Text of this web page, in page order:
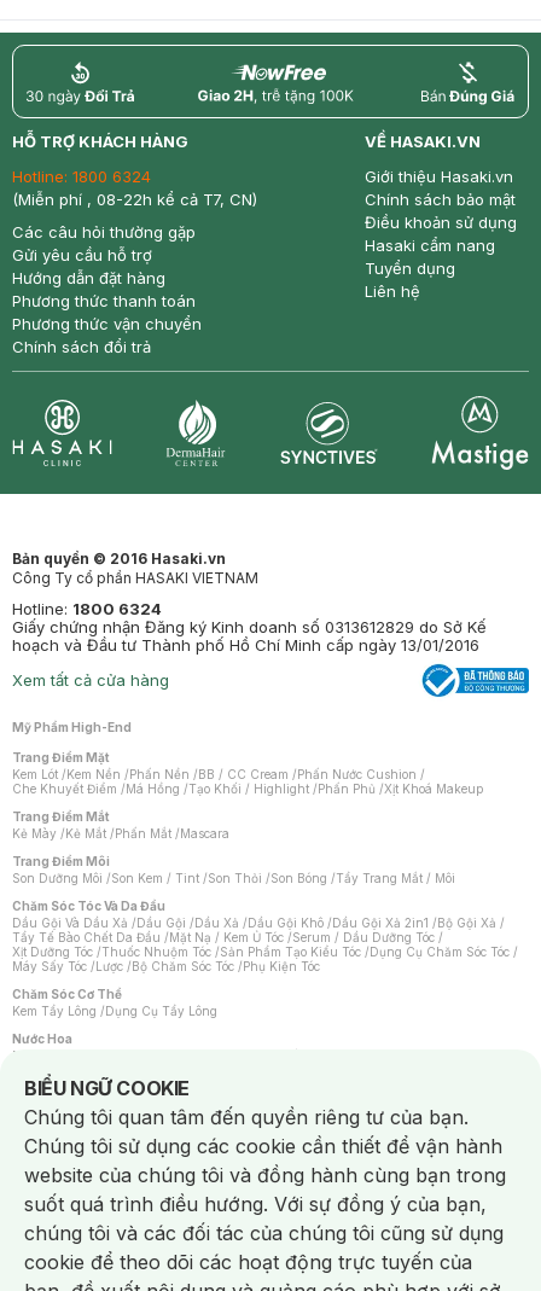
return nowfree price
HỖ TRỢ KHÁCH HÀNG
Hotline: 1800 6324
(Miễn phí , 08-22h kể cả T7, CN)
Các câu hỏi thường gặp
Gửi yêu cầu hỗ trợ
Hướng dẫn đặt hàng
Phương thức thanh toán
Phương thức vận chuyển
Chính sách đổi trả
VỀ HASAKI.VN
Giới thiệu Hasaki.vn
Chính sách bảo mật
Điều khoản sử dụng
Hasaki cẩm nang
Tuyển dụng
Liên hệ
Bản quyền © 2016 Hasaki.vn
Công Ty cổ phần HASAKI VIETNAM
Hotline: 1800 6324
Giấy chứng nhận Đăng ký Kinh doanh số 0313612829 do Sở Kế
hoạch và Đầu tư Thành phố Hồ Chí Minh cấp ngày 13/01/2016
Xem tất cả cửa hàng
Mỹ Phẩm High-End
Trang Điểm Mặt
Kem Lót /Kem Nền /Phấn Nền /BB / CC Cream /Phấn Nước Cushion /
Che Khuyết Điểm /Má Hồng /Tạo Khối / Highlight /Phấn Phủ /Xịt Khoá Makeup
Trang Điểm Mắt
Kẻ Mày /Kẻ Mắt /Phấn Mắt /Mascara
Trang Điểm Môi
Son Dưỡng Môi /Son Kem / Tint /Son Thỏi /Son Bóng /Tẩy Trang Mắt / Môi
Chăm Sóc Tóc Và Da Đầu
Dầu Gội Và Dầu Xả /Dầu Gội /Dầu Xả /Dầu Gội Khô /Dầu Gội Xả 2in1 /Bộ Gội Xả /
Tẩy Tế Bào Chết Da Đầu /Mặt Nạ / Kem Ủ Tóc /Serum / Dầu Dưỡng Tóc /
Xịt Dưỡng Tóc /Thuốc Nhuộm Tóc /Sản Phẩm Tạo Kiểu Tóc /Dụng Cụ Chăm Sóc Tóc /
Máy Sấy Tóc /Lược /Bộ Chăm Sóc Tóc /Phụ Kiện Tóc
Chăm Sóc Cơ Thể
Kem Tẩy Lông /Dụng Cụ Tẩy Lông
Nước Hoa
Nước Hoa Nữ
Chăm Sóc Cá Nhân
Chống Muỗi /Khẩu Trang /Máy Massage/Mặt Nạ Xông Hơi /Nước Rửa Tay/
Sản Phẩm Chăm Sóc Khác /Bàn Chải Đánh Răng /Bàn Chải Điện/
Hỗ Trợ Trắng Răng/Kem Đánh Răng /Máy Tăm Nước/ Nước Súc Miệng/
Tăm / Chỉ Nha Khoa/ Xịt Thơm Miệng / Dung Dịch Vệ Sinh/Dưỡng Vùng Kín/
Khăn Ướt Vệ Sinh Vùng Kín/Băng Vệ Sinh/Tampon/Bọt Cạo Râu /Dao Cạo Râu/
Máy Cạo Râu
Vấn Đề Về Da
Da Dầu / Lỗ Chân Lông To/ Da Khô / Mất Nước/ Da Lão Hóa/ Da Mụn/
Da Nhạy Cảm / Kích Ứng
Da Xỉn Màu Thâm / Nám / Tàn Nhang
Quầng Thâm & Bọng Mắt /Sẹo /Viêm Da Cơ Địa
BIỂU NGỮ COOKIE
Notice about cookies usage
Chúng tôi quan tâm đến quyền riêng tư của bạn.
Chúng tôi sử dụng các cookie cần thiết để vận hành
website của chúng tôi và đồng hành cùng bạn trong
suốt quá trình điều hướng. Với sự đồng ý của bạn,
chúng tôi và các đối tác của chúng tôi cũng sử dụng
cookie để theo dõi các hoạt động trực tuyến của